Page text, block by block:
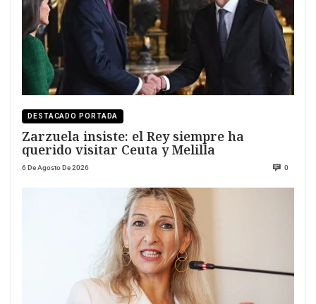
DESTACADO PORTADA
Zarzuela insiste: el Rey siempre ha
querido visitar Ceuta y Melilla
6 De Agosto De 2026 0